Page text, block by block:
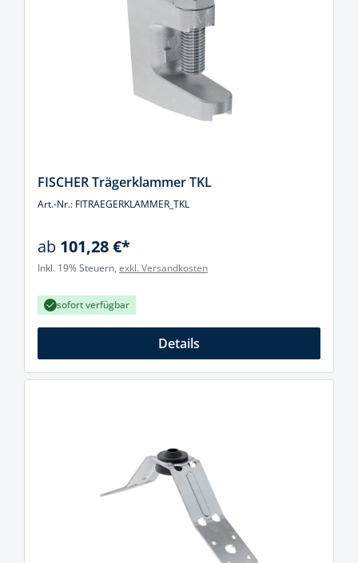
FISCHER Trägerklammer TKL
Art.-Nr.: FITRAEGERKLAMMER_TKL
ab 101,28 €*
Inkl. 19% Steuern, exkl. Versandkosten
sofort verfügbar
Details